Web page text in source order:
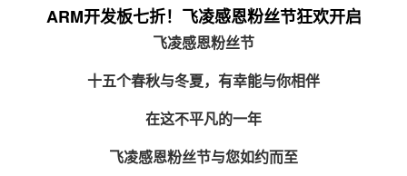
在线文档
业
ARM开发板七折！飞凌感恩粉丝节狂欢开启
飞凌感恩粉丝节
十五个春秋与冬夏，有幸能与你相伴
在这不平凡的一年
飞凌感恩粉丝节与您如约而至